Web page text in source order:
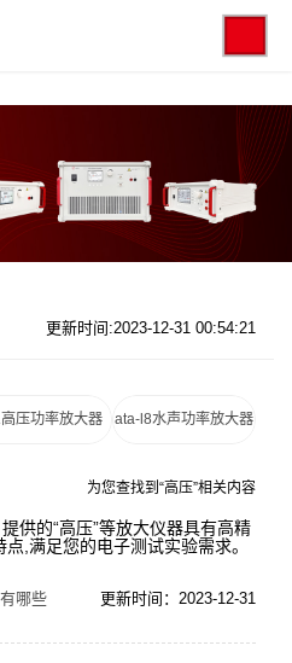
更新时间:2023-12-31 00:54:21
压功率放大器 ata-l8水声功率放大器
为您查找到“高压”相关内容
供的“高压”等放大仪器具有高精
,满足您的电子测试实验需求。
哪些 更新时间：2023-12-31